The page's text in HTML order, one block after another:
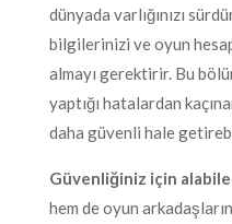
dünyada varlığınızı
bilgilerinizi ve oyun
almayı gerektirir. Bu
yaptığı hatalardan
daha güvenli hale
Güvenliğiniz için
hem de oyun